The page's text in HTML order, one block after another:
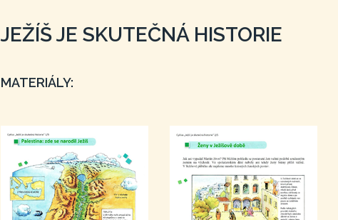
JEŽÍŠ JE SKUTEČNÁ HISTORIE
MATERIÁLY: